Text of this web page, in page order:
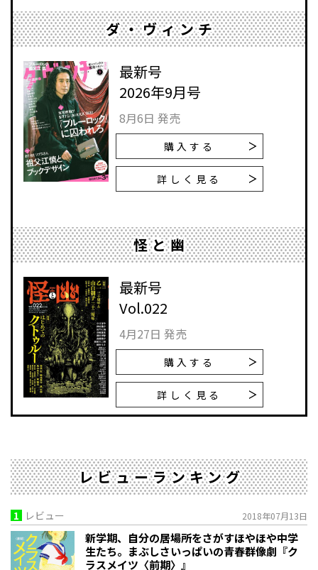
ダ・ヴィンチ
最新号
2026年9月号
8月6日 発売
購入する
詳しく見る
怪と幽
最新号
Vol.022
4月27日 発売
購入する
詳しく見る
レビューランキング
1 レビュー 2018年07月13日
新学期、自分の居場所をさがすほやほや中学
生たち。まぶしさいっぱいの青春群像劇『ク
ラスメイツ〈前期〉』